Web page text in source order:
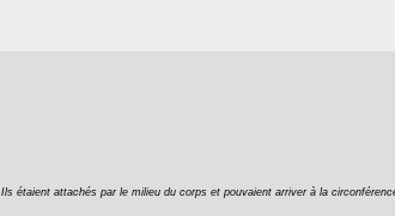
attachés par le milieu du corps et pouvaient arriver à la